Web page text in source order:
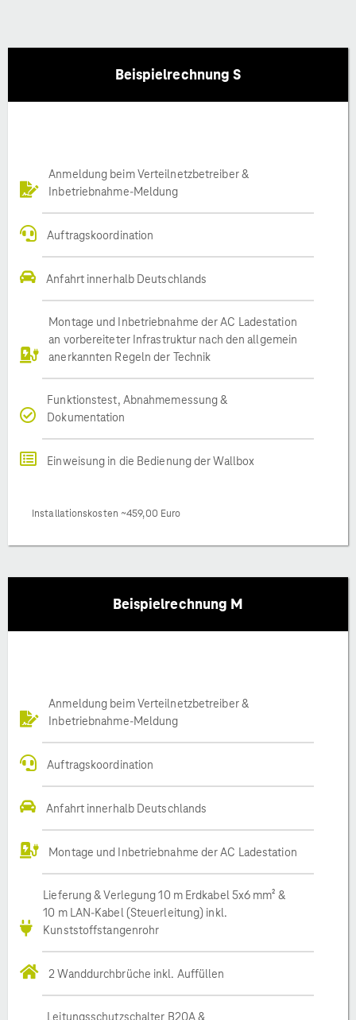
Beispielrechnung S
Anmeldung beim Verteilnetzbetreiber &
Inbetriebnahme-Meldung
Auftragskoordination
Anfahrt innerhalb Deutschlands
Montage und Inbetriebnahme der AC Ladestation
an vorbereiteter Infrastruktur nach den allgemein
anerkannten Regeln der Technik
Funktionstest, Abnahmemessung &
Dokumentation
Einweisung in die Bedienung der Wallbox
Installationskosten ~459,00 Euro
Beispielrechnung M
Anmeldung beim Verteilnetzbetreiber &
Inbetriebnahme-Meldung
Auftragskoordination
Anfahrt innerhalb Deutschlands
Montage und Inbetriebnahme der AC Ladestation
Lieferung & Verlegung 10 m Erdkabel 5x6 mm² &
10 m LAN-Kabel (Steuerleitung) inkl.
Kunststoffstangenrohr
2 Wanddurchbrüche inkl. Auffüllen
Leitungsschutzschalter B20A &